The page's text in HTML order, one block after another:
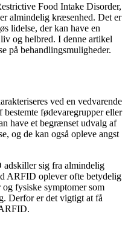
Food Intake Disorder,
almindelig kræsenhed. Det er
lidelse, der kan have en
og helbred. I denne artikel
på behandlingsmuligheder.
ved en vedvarende
fødevaregrupper eller
have et begrænset udvalg af
og de kan også opleve angst
sig fra almindelig
ARFID oplever ofte betydelig
fysiske symptomer som
Derfor er det vigtigt at få